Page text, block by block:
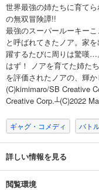
世界最強の姉たちに育てら
の無双冒険譚!!
最強のスーパールーキー
と呼ばれてきたノア。家
躍するたびに周りは驚嘆
はず！ ノアを育てた姉た
を評価されたノアの、輝
(C)kimimaro/SB Creative
Creative Corp.┴(C)2022
ギャグ・コメディ バト
詳しい情報を見る
閲覧環境